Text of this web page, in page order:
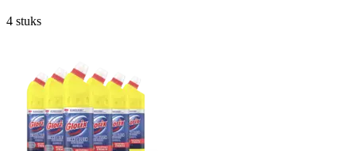
4 stuks